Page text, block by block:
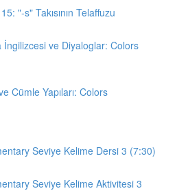
"-s" Takısının Telaffuzu
ve Diyaloglar: Colors
Cümle Yapıları: Colors
Seviye Kelime Dersi 3 (7:30)
Seviye Kelime Aktivitesi 3